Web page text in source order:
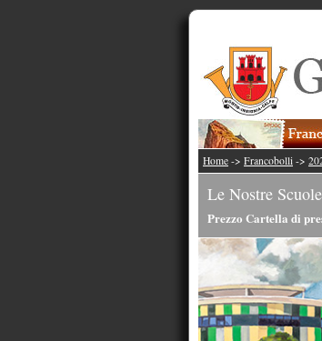
Home -> Francobolli ->
Le Nostre
Prezzo Cartella di